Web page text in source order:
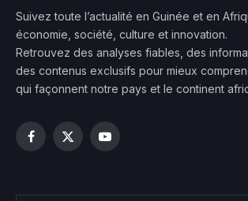
Suivez toute l’actualité en Guinée et en
économie, société, culture et innovation.
Retrouvez des analyses fiables, des
des contenus exclusifs pour mieux
qui façonnent notre pays et le continent
Facebook
X
YouTube